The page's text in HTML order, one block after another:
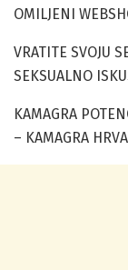
OMILJENI
VRATITE SVOJU
SEKSUALNO
KAMAGRA
– KAMAGRA